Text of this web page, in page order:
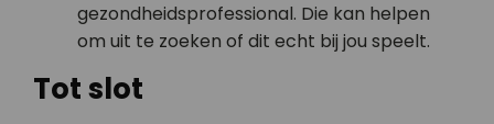
gezondheidsprofessional. Die kan helpen
om uit te zoeken of dit echt bij jou speelt.
Tot slot